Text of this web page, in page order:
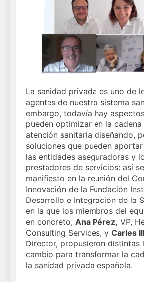
y
SNS
llega al
el magnesio
para el
muscular
3 Semanas Atrás
Sanidad
primer
nacional
situación
en España
3 Semanas
La sanidad privada es uno de
agentes de nuestro sistema
embargo, todavía hay
pueden optimizar en la
atención sanitaria diseñando,
soluciones que pueden
las entidades aseguradoras y
prestadores de servicios: así
manifiesto en la reunión del
Innovación de la Fundación
Desarrollo e Integración de la
en la que los miembros del
en concreto, Ana Pérez, VP,
Consulting Services, y Carles
Director, propusieron distintas
cambio para transformar la
la sanidad privada española.